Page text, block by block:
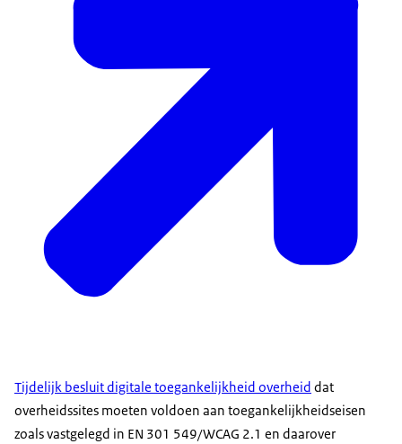
Tijdelijk besluit digitale toegankelijkheid overheid dat
overheidssites moeten voldoen aan toegankelijkheidseisen
zoals vastgelegd in EN 301 549/WCAG 2.1 en daarover